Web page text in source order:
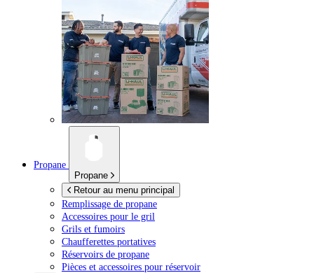
Propane
Propane
Retour au menu principal
Remplissage de propane
Accessoires pour le gril
Grils et fumoirs
Chaufferettes portatives
Réservoirs de propane
Pièces et accessoires pour réservoir